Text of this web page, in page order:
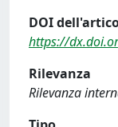
DOI
https://
Rilevanza
Rilevanza